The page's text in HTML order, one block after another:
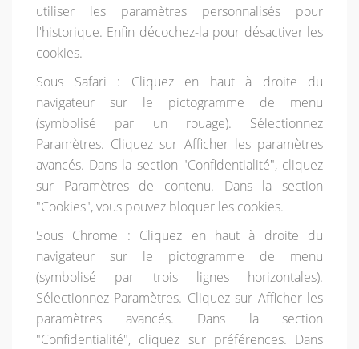
utiliser les paramètres personnalisés pour
l'historique. Enfin décochez-la pour désactiver les
cookies.
Sous Safari : Cliquez en haut à droite du
navigateur sur le pictogramme de menu
(symbolisé par un rouage). Sélectionnez
Paramètres. Cliquez sur Afficher les paramètres
avancés. Dans la section "Confidentialité", cliquez
sur Paramètres de contenu. Dans la section
"Cookies", vous pouvez bloquer les cookies.
Sous Chrome : Cliquez en haut à droite du
navigateur sur le pictogramme de menu
(symbolisé par trois lignes horizontales).
Sélectionnez Paramètres. Cliquez sur Afficher les
paramètres avancés. Dans la section
"Confidentialité", cliquez sur préférences. Dans